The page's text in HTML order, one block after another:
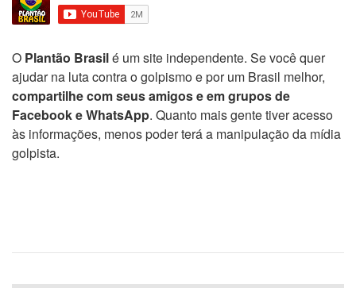
O Plantão Brasilé um site independente. Se você quer
ajudar na luta contra o golpismo e por um Brasil melhor,
compartilhe com seus amigos e em grupos de
Facebook e WhatsApp. Quanto mais gente tiver acesso
às informações, menos poder terá a manipulação da mídia
golpista.